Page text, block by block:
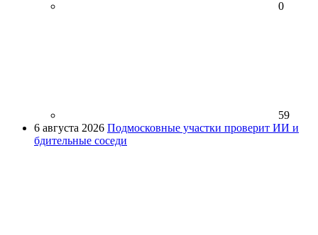
0
59
6 августа 2026 Подмосковные участки проверит ИИ и
бдительные соседи